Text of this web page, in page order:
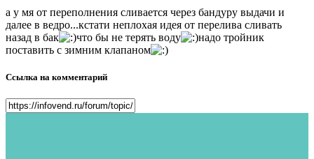
а у мя от переполнения сливается через бандуру выдачи и
далее в ведро...кстати неплохая идея от перелива сливать
назад в бак
что бы не терять воду
надо тройник
поставить с зимним клапаном
Ссылка на комментарий